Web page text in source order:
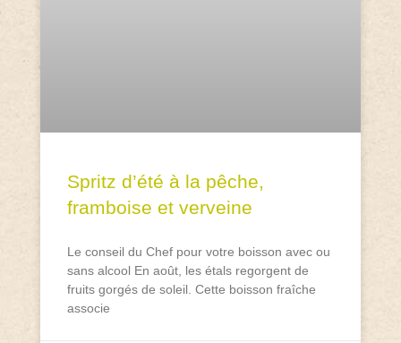
Spritz d’été à la pêche,
framboise et verveine
Le conseil du Chef pour votre boisson avec ou
sans alcool En août, les étals regorgent de
fruits gorgés de soleil. Cette boisson fraîche
associe